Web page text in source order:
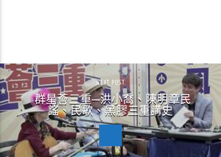
NEXT POST
群星薈三重─洪小喬、陳明章民
謠、民歌、黑膠三重講史